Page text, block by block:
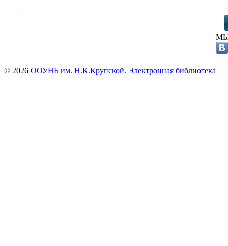
© 2026 ООУНБ им. Н.К.Крупской. Электронная библиотека